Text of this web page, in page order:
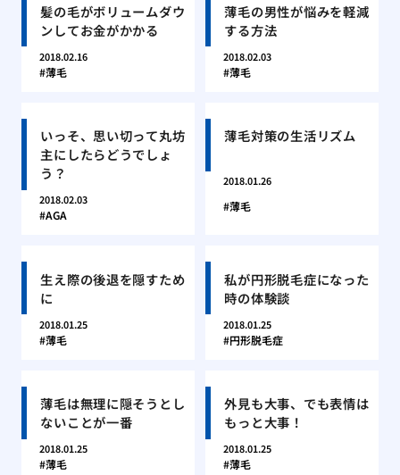
髪の毛がボリュームダウ
ンしてお金がかかる
2018.02.16
薄毛
薄毛の男性が悩みを軽減
する方法
2018.02.03
薄毛
いっそ、思い切って丸坊
主にしたらどうでしょ
う？
2018.02.03
AGA
薄毛対策の生活リズム
2018.01.26
薄毛
生え際の後退を隠すため
に
2018.01.25
薄毛
私が円形脱毛症になった
時の体験談
2018.01.25
円形脱毛症
薄毛は無理に隠そうとし
ないことが一番
2018.01.25
薄毛
外見も大事、でも表情は
もっと大事！
2018.01.25
薄毛